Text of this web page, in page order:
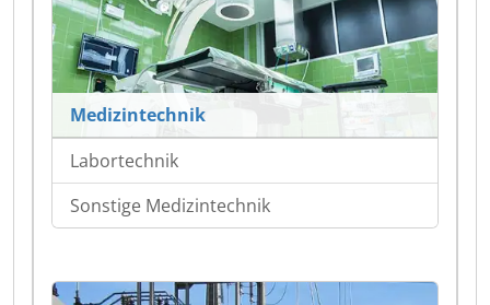
Medizintechnik
Labortechnik
Sonstige Medizintechnik